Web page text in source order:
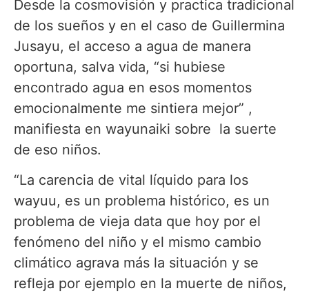
Desde la cosmovisión y practica tradicional
de los sueños y en el caso de Guillermina
Jusayu, el acceso a agua de manera
oportuna, salva vida, “si hubiese
encontrado agua en esos momentos
emocionalmente me sintiera mejor” ,
manifiesta en wayunaiki sobre la suerte
de eso niños.
“La carencia de vital líquido para los
wayuu, es un problema histórico, es un
problema de vieja data que hoy por el
fenómeno del niño y el mismo cambio
climático agrava más la situación y se
refleja por ejemplo en la muerte de niños,